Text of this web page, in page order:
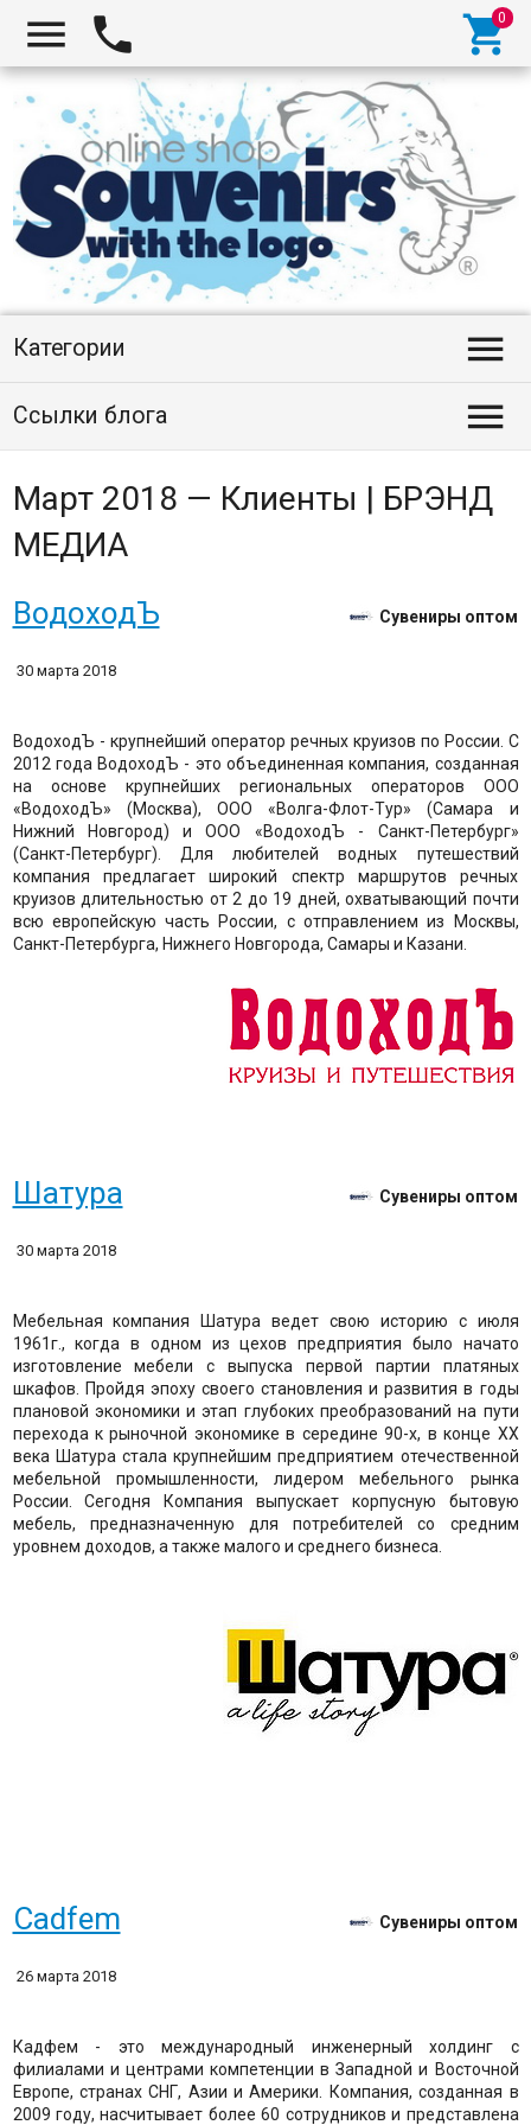
  
Категории 
Ссылки блога 
Март 2018 — Клиенты | БРЭНД
МЕДИА
ВодоходЪ Сувениры оптом
30 марта 2018
ВодоходЪ - крупнейший оператор речных круизов по России. С
2012 года ВодоходЪ - это объединенная компания, созданная
на основе крупнейших региональных операторов ООО
«ВодоходЪ» (Москва), ООО «Волга-Флот-Тур» (Самара и
Нижний Новгород) и ООО «ВодоходЪ - Санкт-Петербург»
(Санкт-Петербург). Для любителей водных путешествий
компания предлагает широкий спектр маршрутов речных
круизов длительностью от 2 до 19 дней, охватывающий почти
всю европейскую часть России, с отправлением из Москвы,
Санкт-Петербурга, Нижнего Новгорода, Самары и Казани.
Шатура Сувениры оптом
30 марта 2018
Мебельная компания Шатура ведет свою историю с июля
1961г., когда в одном из цехов предприятия было начато
изготовление мебели с выпуска первой партии платяных
шкафов. Пройдя эпоху своего становления и развития в годы
плановой экономики и этап глубоких преобразований на пути
перехода к рыночной экономике в середине 90-х, в конце XX
века Шатура стала крупнейшим предприятием отечественной
мебельной промышленности, лидером мебельного рынка
России. Сегодня Компания выпускает корпусную бытовую
мебель, предназначенную для потребителей со средним
уровнем доходов, а также малого и среднего бизнеса.
Cadfem Сувениры оптом
26 марта 2018
Кадфем - это международный инженерный холдинг с
филиалами и центрами компетенции в Западной и Восточной
Европе, странах СНГ, Азии и Америки. Компания, созданная в
2009 году, насчитывает более 60 сотрудников и представлена